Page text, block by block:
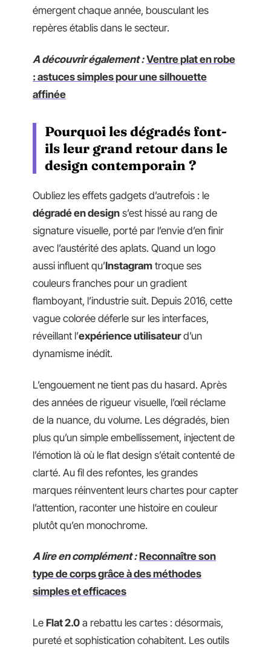
émergent chaque année, bousculant les
repères établis dans le secteur.
A découvrir également : Ventre plat en robe
: astuces simples pour une silhouette
affinée
Pourquoi les dégradés font-
ils leur grand retour dans le
design contemporain ?
Oubliez les effets gadgets d’autrefois : le
dégradé en design s’est hissé au rang de
signature visuelle, porté par l’envie d’en finir
avec l’austérité des aplats. Quand un logo
aussi influent qu’Instagram troque ses
couleurs franches pour un gradient
flamboyant, l’industrie suit. Depuis 2016, cette
vague colorée déferle sur les interfaces,
réveillant l’expérience utilisateurd’un
dynamisme inédit.
L’engouement ne tient pas du hasard. Après
des années de rigueur visuelle, l’œil réclame
de la nuance, du volume. Les dégradés, bien
plus qu’un simple embellissement, injectent de
l’émotion là où le flat design s’était contenté de
clarté. Au fil des refontes, les grandes
marques réinventent leurs chartes pour capter
l’attention, raconter une histoire en couleur
plutôt qu’en monochrome.
A lire en complément : Reconnaître son
type de corps grâce à des méthodes
simples et efficaces
Le Flat 2.0 a rebattu les cartes : désormais,
pureté et sophistication cohabitent. Les outils